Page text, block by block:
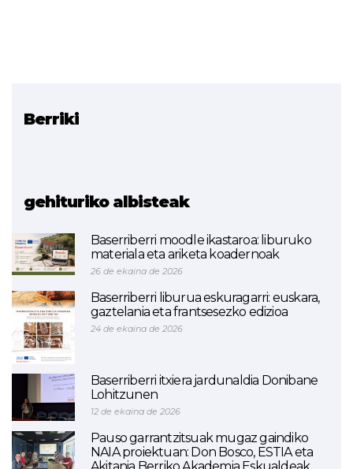
Berriki
gehituriko albisteak
Baserriberri moodle ikastaroa: liburuko
materiala eta ariketa koadernoak
26 de ekaina de 2026
Baserriberri liburua eskuragarri: euskara,
gaztelania eta frantsesezko edizioa
24 de ekaina de 2026
Baserriberri itxiera jardunaldia Donibane
Lohitzunen
12 de ekaina de 2026
Pauso garrantzitsuak mugaz gaindiko
NAIA proiektuan: Don Bosco, ESTIA eta
Akitania Berriko Akademia Eskualdeak